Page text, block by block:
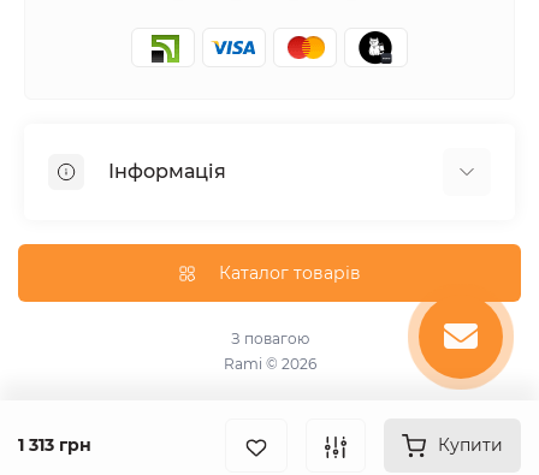
1 313 грн Купити
Інформація
Оплата
Зворотній зв’язок
Каталог товарів
З повагою
Rami © 2026